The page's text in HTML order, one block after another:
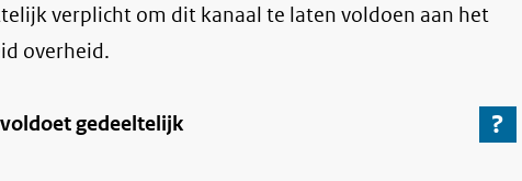
link)
verplicht om dit kanaal te laten voldoen aan het
overheid.
voldoet gedeeltelijk ?
Ga